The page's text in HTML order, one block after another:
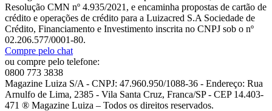
Resolução CMN nº 4.935/2021, e encaminha propostas de cartão de
crédito e operações de crédito para a Luizacred S.A Sociedade de
Crédito, Financiamento e Investimento inscrita no CNPJ sob o nº
02.206.577/0001-80.
Compre pelo chat
ou compre pelo telefone:
0800 773 3838
Magazine Luiza S/A - CNPJ: 47.960.950/1088-36 - Endereço: Rua
Arnulfo de Lima, 2385 - Vila Santa Cruz, Franca/SP - CEP 14.403-
471 ® Magazine Luiza – Todos os direitos reservados.